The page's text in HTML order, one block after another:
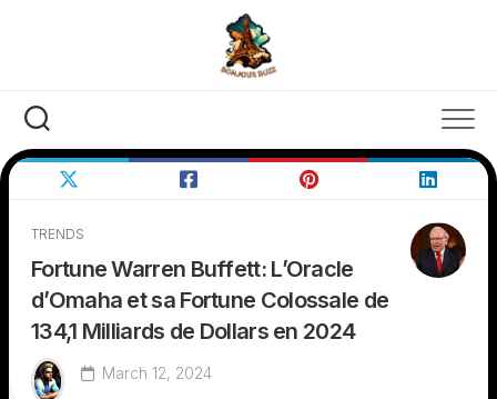
TRENDS
Fortune Warren Buffett: L’Oracle
d’Omaha et sa Fortune Colossale de
134,1 Milliards de Dollars en 2024
March 12, 2024